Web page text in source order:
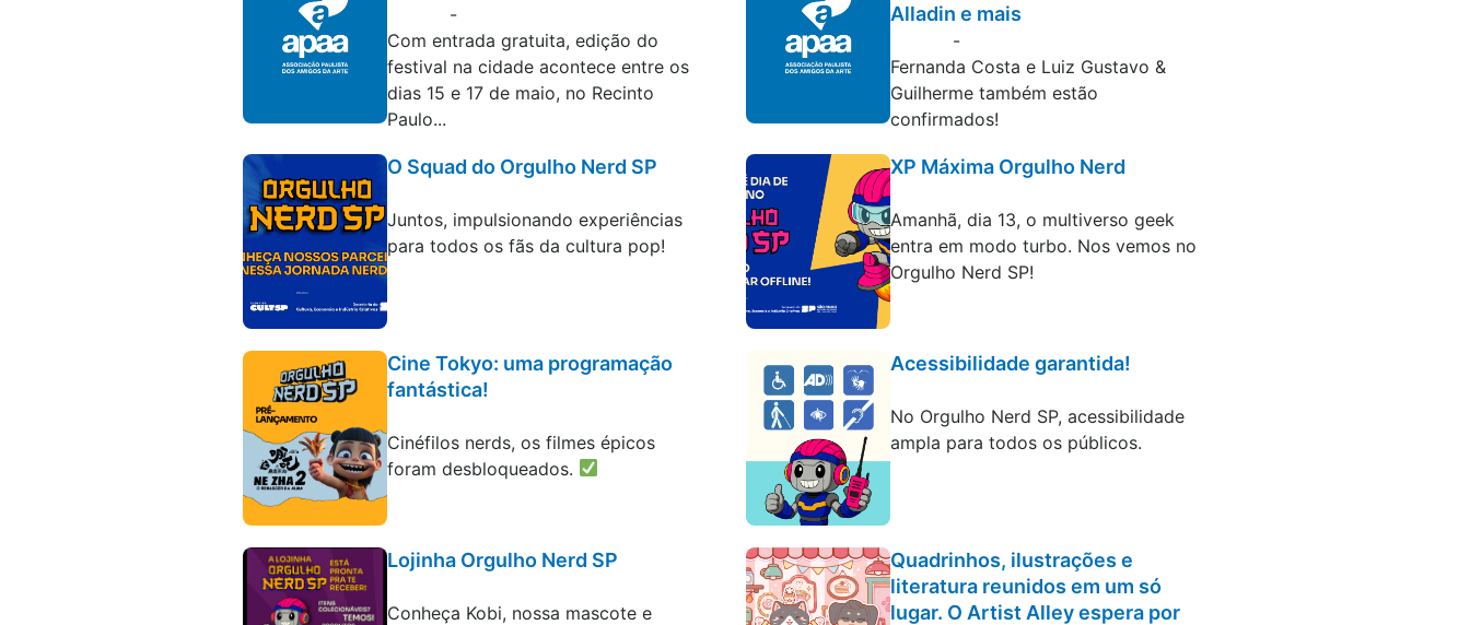
-
Com entrada gratuita, edição do
festival na cidade acontece entre os
dias 15 e 17 de maio, no Recinto
Paulo...
Alladin e mais
-
Fernanda Costa e Luiz Gustavo &
Guilherme também estão
confirmados!
O Squad do Orgulho Nerd SP
Juntos, impulsionando experiências
para todos os fãs da cultura pop!
XP Máxima Orgulho Nerd
Amanhã, dia 13, o multiverso geek
entra em modo turbo. Nos vemos no
Orgulho Nerd SP!
Cine Tokyo: uma programação
fantástica!
Cinéfilos nerds, os filmes épicos
foram desbloqueados.
Acessibilidade garantida!
No Orgulho Nerd SP, acessibilidade
ampla para todos os públicos.
Lojinha Orgulho Nerd SP
Conheça Kobi, nossa mascote e
Quadrinhos, ilustrações e
literatura reunidos em um só
lugar. O Artist Alley espera por